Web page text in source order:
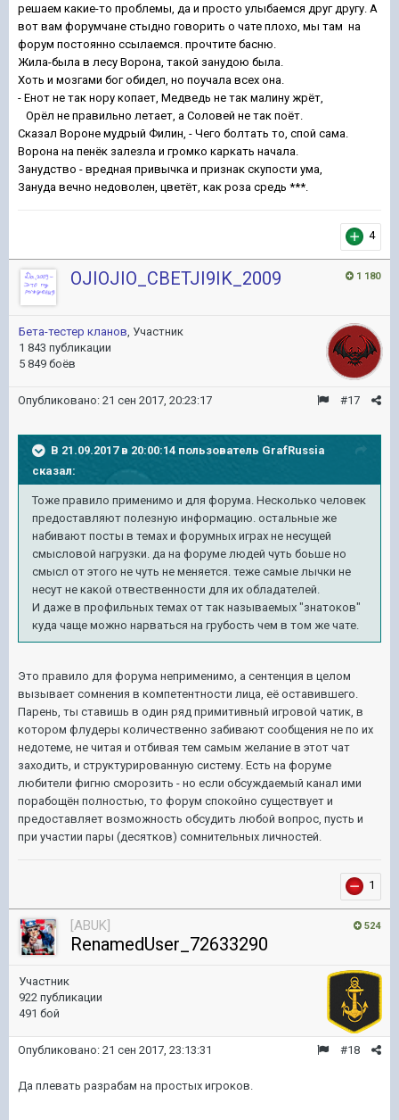
решаем какие-то проблемы, да и просто улыбаемся друг другу. А
вот вам форумчане стыдно говорить о чате плохо, мы там на
форум постоянно ссылаемся. прочтите басню.
Жила-была в лесу Ворона, такой занудою была.
Хоть и мозгами бог обидел, но поучала всех она.
- Енот не так нору копает, Медведь не так малину жрёт,
Орёл не правильно летает, а Соловей не так поёт.
Сказал Вороне мудрый Филин, - Чего болтать то, спой сама.
Ворона на пенёк залезла и громко каркать начала.
Занудство - вредная привычка и признак скупости ума,
Зануда вечно недоволен, цветёт, как роза средь ***.
4
1 180
OJIOJIO_CBETJI9IK_2009
Бета-тестер кланов , Участник
1 843 публикации
5 849 боёв
#17
Опубликовано: 21 сен 2017, 20:23:17
В 21.09.2017 в 20:00:14 пользователь GrafRussia
сказал:
Тоже правило применимо и для форума. Несколько человек
предоставляют полезную информацию. остальные же
набивают посты в темах и форумных играх не несущей
смысловой нагрузки. да на форуме людей чуть боьше но
смысл от этого не чуть не меняется. теже самые лычки не
несут не какой отвественности для их обладателей.
И даже в профильных темах от так называемых "знатоков"
куда чаще можно нарваться на грубость чем в том же чате.
Это правило для форума неприменимо, а сентенция в целом
вызывает сомнения в компетентности лица, её оставившего.
Парень, ты ставишь в один ряд примитивный игровой чатик, в
котором флудеры количественно забивают сообщения не по их
недотеме, не читая и отбивая тем самым желание в этот чат
заходить, и структурированную систему. Есть на форуме
любители фигню сморозить - но если обсуждаемый канал ими
порабощён полностью, то форум спокойно существует и
предоставляет возможность обсудить любой вопрос, пусть и
при участии пары (десятков) сомнительных личностей.
1
524
[ABUK]
RenamedUser_72633290
Участник
922 публикации
491 бой
#18
Опубликовано: 21 сен 2017, 23:13:31
Да плевать разрабам на простых игроков.